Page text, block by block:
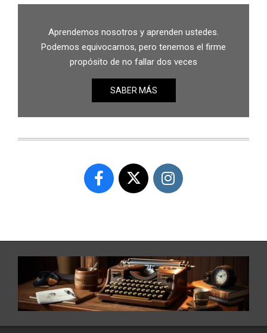
Aprendemos nosotros y aprenden ustedes.
Podemos equivocarnos, pero tenemos el firme
propósito de no fallar dos veces
SABER MÁS